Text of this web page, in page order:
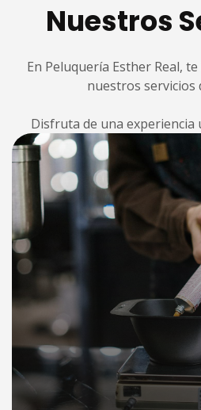
Nuestros
En Peluquería Esther Real,
nuestros servicios
Disfruta de una experiencia